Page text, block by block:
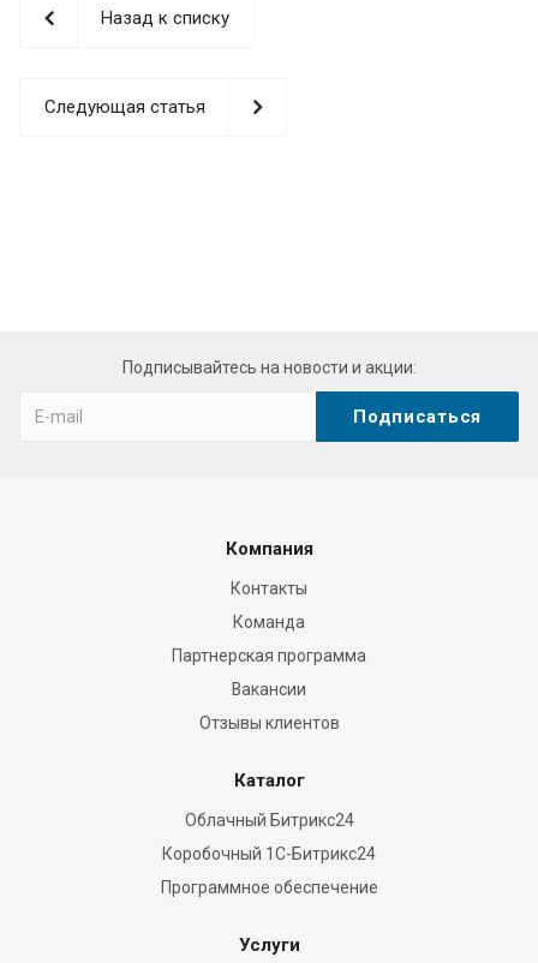
Назад к списку
Следующая статья
Подписывайтесь на новости и акции:
Компания
Контакты
Команда
Партнерская программа
Вакансии
Отзывы клиентов
Каталог
Облачный Битрикс24
Коробочный 1С-Битрикс24
Программное обеспечение
Услуги